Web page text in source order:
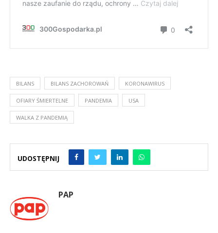
BILANS BILANS ZACHOROWAŃ KORONAWIRUS
OFIARY ŚMIERTELNE PANDEMIA USA
WALKA Z PANDEMIĄ
UDOSTĘPNIJ
PAP